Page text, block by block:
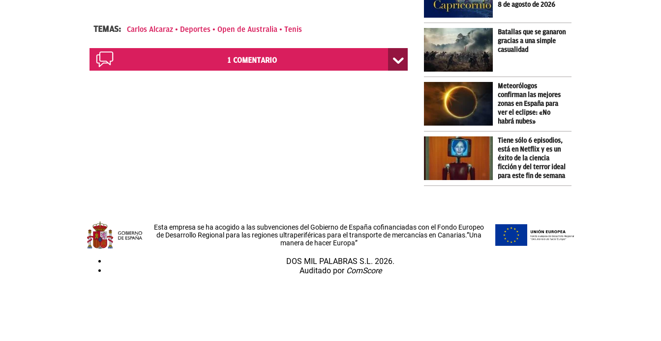
TEMAS: Carlos Alcaraz Deportes Open de Australia Tenis
1 COMENTARIO
8 de agosto de 2026
Batallas que se ganaron
gracias a una simple
casualidad
Meteorólogos
confirman las mejores
zonas en España para
ver el eclipse: «No
habrá nubes»
Tiene sólo 6 episodios,
está en Netflix y es un
éxito de la ciencia
ficción y del terror ideal
para este fin de semana
Esta empresa se ha acogido a las subvenciones del Gobierno de España cofinanciadas con el Fondo Europeo
de Desarrollo Regional para las regiones ultraperiféricas para el transporte de mercancías en Canarias.”Una
manera de hacer Europa”
DOS MIL PALABRAS S.L. 2026.
Auditado por ComScore